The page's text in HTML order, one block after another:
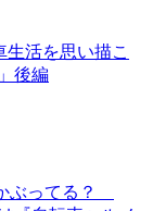
生活を思い描こ
後編
ぶってる？